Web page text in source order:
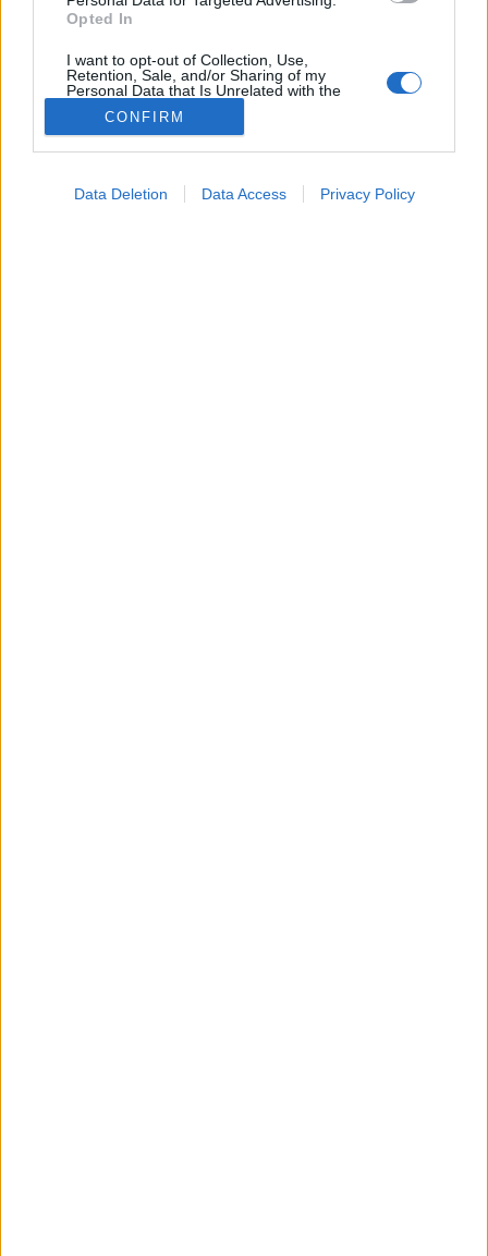
Opted In
I want to opt-out of Collection, Use,
Retention, Sale, and/or Sharing of my
Personal Data that Is Unrelated with the
Purposes for which it was collected.
Opted Out
CONFIRM
Data Deletion Data Access Privacy Policy